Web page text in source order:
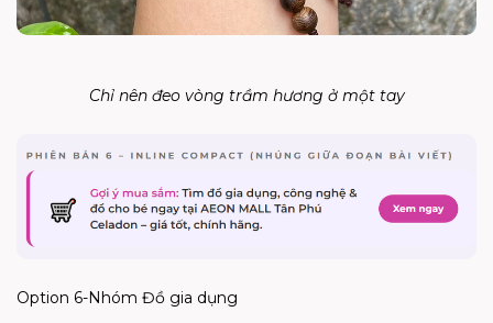
Chỉ nên đeo vòng trầm hương ở một tay
Option 6-Nhóm Đồ gia dụng